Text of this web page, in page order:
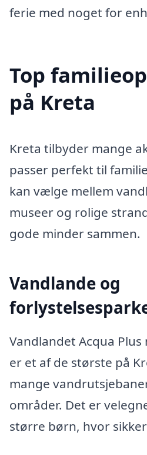
ferie med noget for
Top
på Kreta
Kreta tilbyder mange
passer perfekt til
kan vælge mellem
museer og rolige
gode minder sammen.
Vandlande og
Vandlandet Acqua
er et af de største på
mange
områder. Det er
større børn, hvor